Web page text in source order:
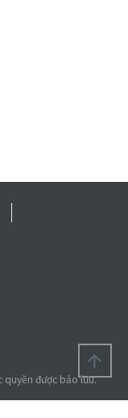
quyền được bảo lưu.